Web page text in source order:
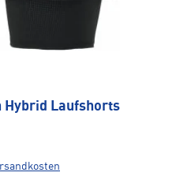
Hybrid Laufshorts